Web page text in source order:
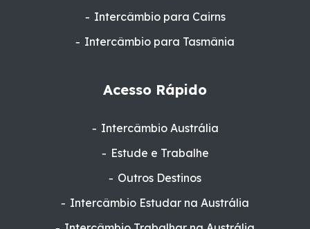
Intercâmbio para Cairns
Intercâmbio para Tasmânia
Acesso Rápido
Intercâmbio Austrália
Estude e Trabalhe
Outros Destinos
Intercâmbio Estudar na Austrália